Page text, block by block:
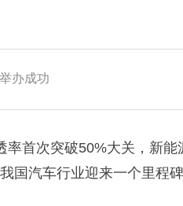
办成功
率首次突破50%大关，新能
国汽车行业迎来一个里程碑